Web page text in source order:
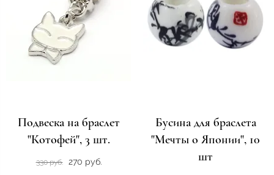
Подвеска на браслет
"Котофей", 3 шт.
330 руб. 270 руб.
Бусина для браслета
"Мечты о Японии", 10
шт